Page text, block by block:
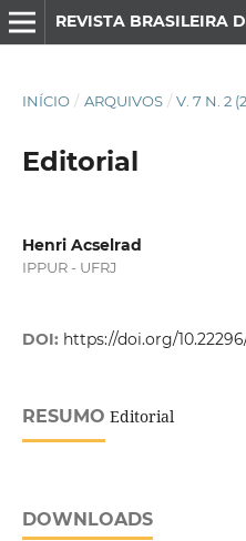
INÍCIO / ARQUIVOS / V. 7 N. 2
Editorial
Henri Acselrad
IPPUR - UFRJ
DOI: https://doi.org/
RESUMO Editorial
DOWNLOADS